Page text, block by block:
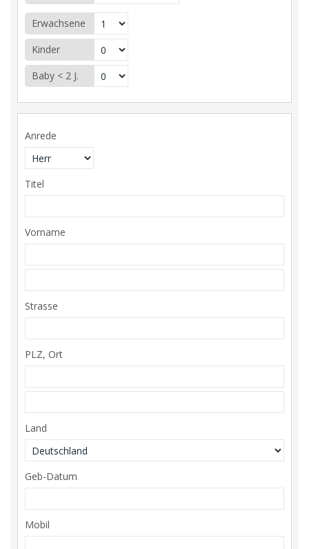
Erwachsene
Kinder
Baby < 2 J.
Anrede
Titel
Vorname
Strasse
PLZ, Ort
Land
Geb-Datum
Mobil